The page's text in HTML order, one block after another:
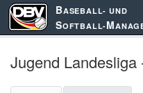
BASEBALL- UND
SOFTBALL-M
Jugend Landesliga